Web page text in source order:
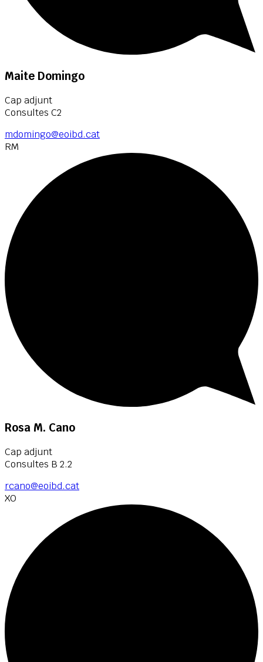
Maite Domingo
Cap adjunt
Consultes C2
mdomingo@eoibd.cat
RM
Rosa M. Cano
Cap adjunt
Consultes B 2.2
rcano@eoibd.cat
XO